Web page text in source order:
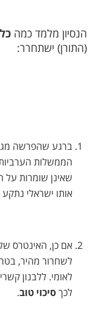
הנסיון מלמד כמה
(התורן) ישתחרר:
ברגע שהפרשה
הממשלות
שאינן שומרות על
אותו ישראלי
אם כן, האינטרס
לשחרור מהיר,
לאומי. ללבנון
לכךסיכוי טוב.